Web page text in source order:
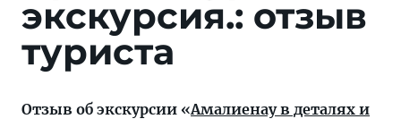
экскурсия.: отзыв
туриста
Отзыв об экскурсии «Амалиенау в деталях и